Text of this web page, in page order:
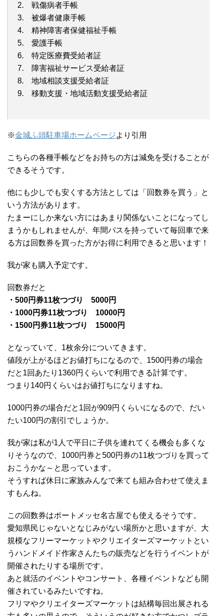
2. 戦傷病者手帳
3. 被爆者健康手帳
4. 精神障害者保健福祉手帳
5. 愛護手帳
6. 特定医療費受給者証
7. 障害福祉サービス受給者証
8. 地域相談支援受給者証
9. 移動支援・地域活動支援受給者証
※金城ふ頭駐車場ホームページより引用
こちらの各種手帳などをお持ちの方は減免を受けることが
できるそうです。
他にも少しでも安くする方法としては「回数券を買う」と
いう方法があります。
たまーにしか来ない方にはあまり関係ないことになってし
まうかもしれませんが、年間パスを持っていて毎回車で来
る方は回数券を買った方がお得に利用できると思います！
我が家も購入予定です。
回数券だと
・500円券11枚つづり 5000円
・1000円券11枚つづり 10000円
・1500円券11枚つづり 15000円
となっていて、1枚余分についてきます。
値段が上がるほどお値打ちになるので、1500円券の場合
だと1回あたり1360円くらいで利用できる計算です。
つまり140円くらいはお値打ちになりますね。
1000円券の場合だと1回が909円くらいになるので、だい
たい100円の割引でしょうか。
我が家は私が1人で平日に子供を連れてくる機会も多くな
りそうなので、1000円券と500円券の11枚つづりを買って
おこうかな～と思っています。
そうすれば休日に家族みんなで来ても組み合わせて使えま
すもんね。
この回数券はポートメッセ名古屋でも使えるそうです。
愛知県民じゃないとなじみがない場所かと思いますが、大
規模なフリーマーケットやクリエイターズマーケットとい
うハンドメイド作家さんたちの販売などを行うイベントが
開催されたりする場所です。
あと就活のイベントやコンサート、各種イベントなども開
催されているみたいですね。
フリマやクリエイターズマーケットは結構毎回出展される